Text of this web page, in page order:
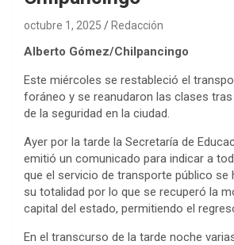
octubre 1, 2025 Redacción
Alberto Gómez/Chilpancingo
Este miércoles se restableció el
foráneo y se reanudaron las clases
de la seguridad en la ciudad.
Ayer por la tarde la Secretaría de
emitió un comunicado para indicar a
que el servicio de transporte público se
su totalidad por lo que se recuperó la
capital del estado, permitiendo el
En el transcurso de la tarde noche